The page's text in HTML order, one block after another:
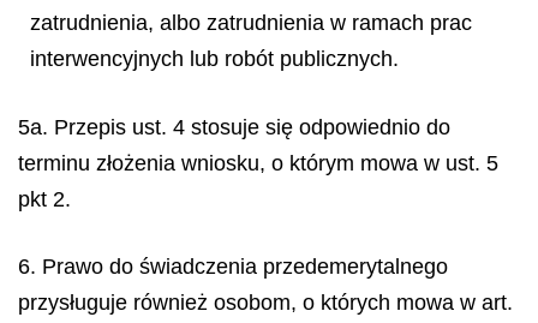
zatrudnienia, albo zatrudnienia w ramach prac
interwencyjnych lub robót publicznych.
5a. Przepis ust. 4 stosuje się odpowiednio do
terminu złożenia wniosku, o którym mowa w ust. 5
pkt 2.
6. Prawo do świadczenia przedemerytalnego
przysługuje również osobom, o których mowa w art.